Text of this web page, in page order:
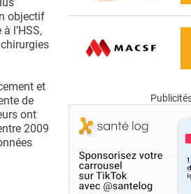
objectif
l’HSS,
et
de
ont
2009